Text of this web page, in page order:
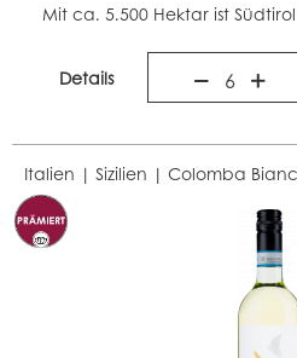
Mit ca. 5.500 Hektar ist
Details 6
Italien | Sizilien |Colomba